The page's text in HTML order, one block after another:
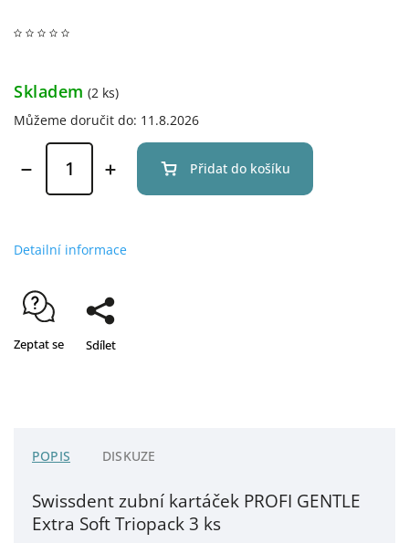
Skladem (2 ks)
Můžeme doručit do: 11.8.2026
Přidat do košíku
Detailní informace
Zeptat se Sdílet
POPIS DISKUZE
Swissdent zubní kartáček PROFI GENTLE
Extra Soft Triopack 3 ks